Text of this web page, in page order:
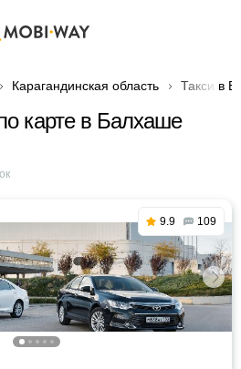
Карагандинская область Такси в
карте в Балхаше
9.9 109